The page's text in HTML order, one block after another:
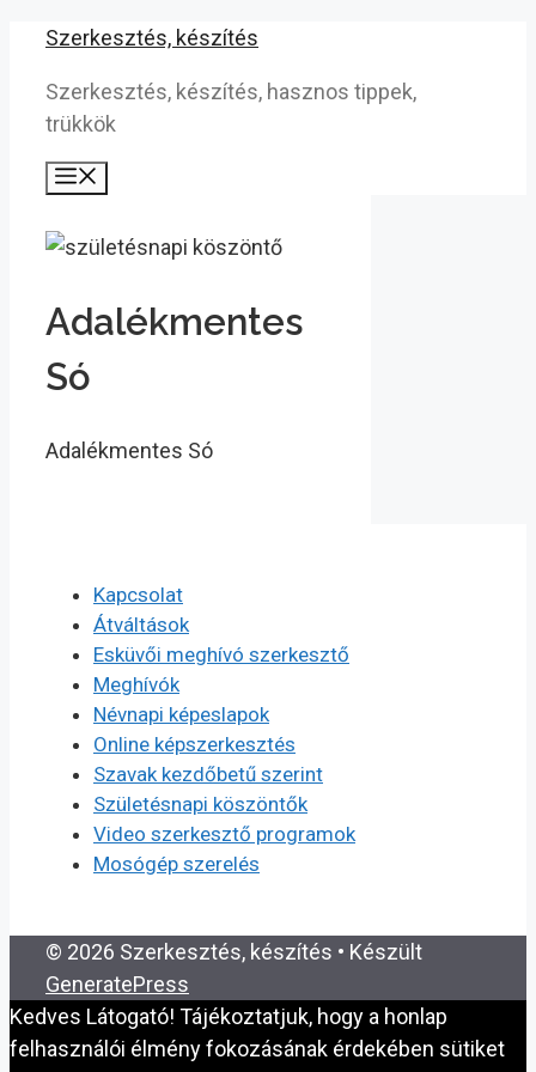
Kilépés
tartalomba
Szerkesztés, készítés
Szerkesztés, készítés, hasznos tippek,
trükkök
Adalékmentes
Só
Adalékmentes Só
Kapcsolat
Átváltások
Esküvői meghívó szerkesztő
Meghívók
Névnapi képeslapok
Online képszerkesztés
Szavak kezdőbetű szerint
Születésnapi köszöntők
Video szerkesztő programok
Mosógép szerelés
© 2026 Szerkesztés, készítés • Készült
GeneratePress
Kedves Látogató! Tájékoztatjuk, hogy a honlap
felhasználói élmény fokozásának érdekében sütiket